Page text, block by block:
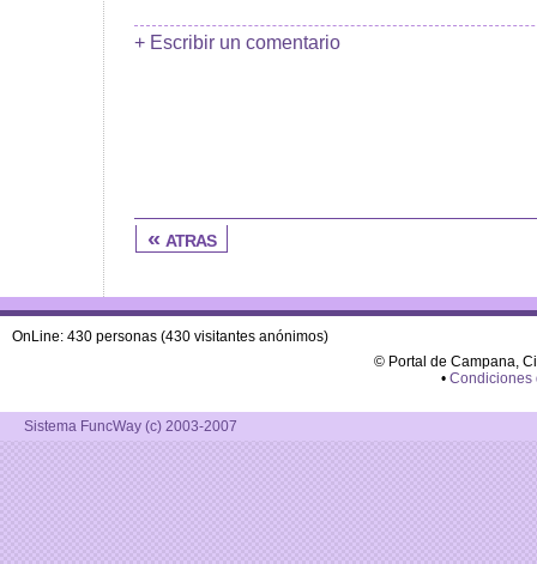
+ Escribir un comentario
« atras
OnLine: 430 personas (430 visitantes anónimos)
© Portal de Campana,
• Condiciones
Sistema FuncWay (c) 2003-2007